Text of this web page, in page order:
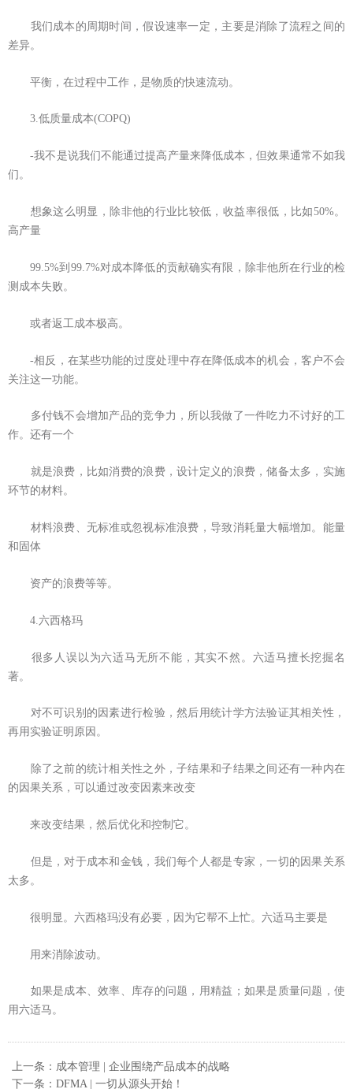
我们成本的周期时间，假设速率一定，主要是消除了流程之间的
差异。
平衡，在过程中工作，是物质的快速流动。
3.低质量成本(COPQ)
-我不是说我们不能通过提高产量来降低成本，但效果通常不如我
们。
想象这么明显，除非他的行业比较低，收益率很低，比如50%。
高产量
99.5%到99.7%对成本降低的贡献确实有限，除非他所在行业的检
测成本失败。
或者返工成本极高。
-相反，在某些功能的过度处理中存在降低成本的机会，客户不会
关注这一功能。
多付钱不会增加产品的竞争力，所以我做了一件吃力不讨好的工
作。还有一个
就是浪费，比如消费的浪费，设计定义的浪费，储备太多，实施
环节的材料。
材料浪费、无标准或忽视标准浪费，导致消耗量大幅增加。能量
和固体
资产的浪费等等。
4.六西格玛
很多人误以为六适马无所不能，其实不然。六适马擅长挖掘名
著。
对不可识别的因素进行检验，然后用统计学方法验证其相关性，
再用实验证明原因。
除了之前的统计相关性之外，子结果和子结果之间还有一种内在
的因果关系，可以通过改变因素来改变
来改变结果，然后优化和控制它。
但是，对于成本和金钱，我们每个人都是专家，一切的因果关系
太多。
很明显。六西格玛没有必要，因为它帮不上忙。六适马主要是
用来消除波动。
如果是成本、效率、库存的问题，用精益；如果是质量问题，使
用六适马。
上一条：成本管理 | 企业围绕产品成本的战略
下一条：DFMA | 一切从源头开始！